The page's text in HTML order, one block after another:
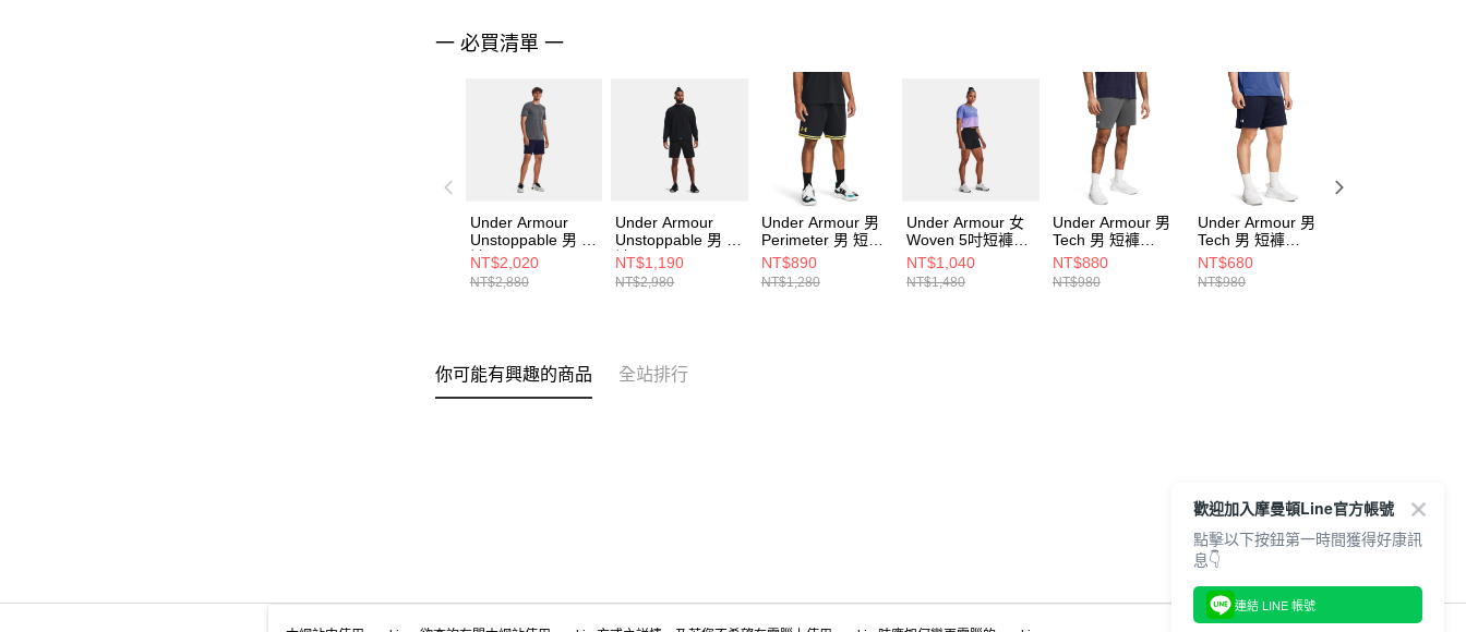
一 必買清單 一
Under Armour
Unstoppable 男 短
褲 1370378-410
NT$2,020
NT$2,880
Under Armour
Unstoppable 男 短
褲 1374765-001
NT$1,190
NT$2,980
Under Armour 男
Perimeter 男 短褲
1383392-002
NT$890
NT$1,280
Under Armour 女
Woven 5吋短褲
1376933-001
NT$1,040
NT$1,480
Under Armour 男
Tech 男 短褲
1386969-025
NT$880
NT$980
Under Armour 男
Tech 男 短褲
1386969-410
NT$680
NT$980
你可能有興趣的商品 全站排行
歡迎加入摩曼頓Line官方帳號
點擊以下按鈕第一時間獲得好康訊
息👇
連結 LINE 帳號